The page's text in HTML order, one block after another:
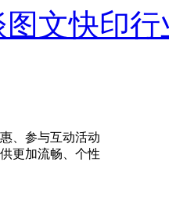
图文快印
、参与互动活动
更加流畅、个性